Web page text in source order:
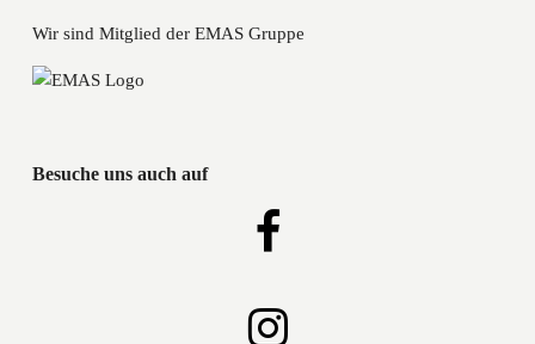
Wir sind Mitglied der EMAS Gruppe
Besuche uns auch auf